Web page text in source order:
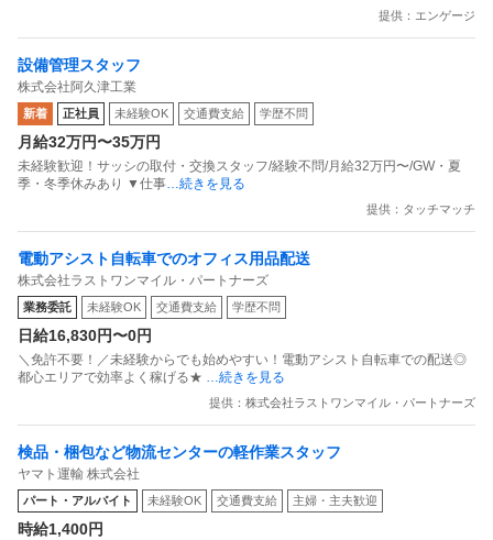
提供：エンゲージ
設備管理スタッフ
株式会社阿久津工業
新着 正社員 未経験OK 交通費支給 学歴不問
月給32万円〜35万円
未経験歓迎！サッシの取付・交換スタッフ/経験不問/月給32万円〜/GW・夏
季・冬季休みあり ▼仕事…続きを見る
提供：タッチマッチ
電動アシスト自転車でのオフィス用品配送
株式会社ラストワンマイル・パートナーズ
業務委託 未経験OK 交通費支給 学歴不問
日給16,830円〜0円
＼免許不要！／未経験からでも始めやすい！電動アシスト自転車での配送◎
都心エリアで効率よく稼げる★ …続きを見る
提供：株式会社ラストワンマイル・パートナーズ
検品・梱包など物流センターの軽作業スタッフ
ヤマト運輸 株式会社
パート・アルバイト 未経験OK 交通費支給 主婦・主夫歓迎
時給1,400円